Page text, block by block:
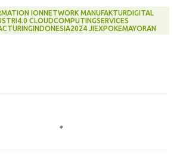
IONNETWORK MANUFAKTURDIGITAL
CLOUDCOMPUTINGSERVICES
JIEXPOKEMAYORAN